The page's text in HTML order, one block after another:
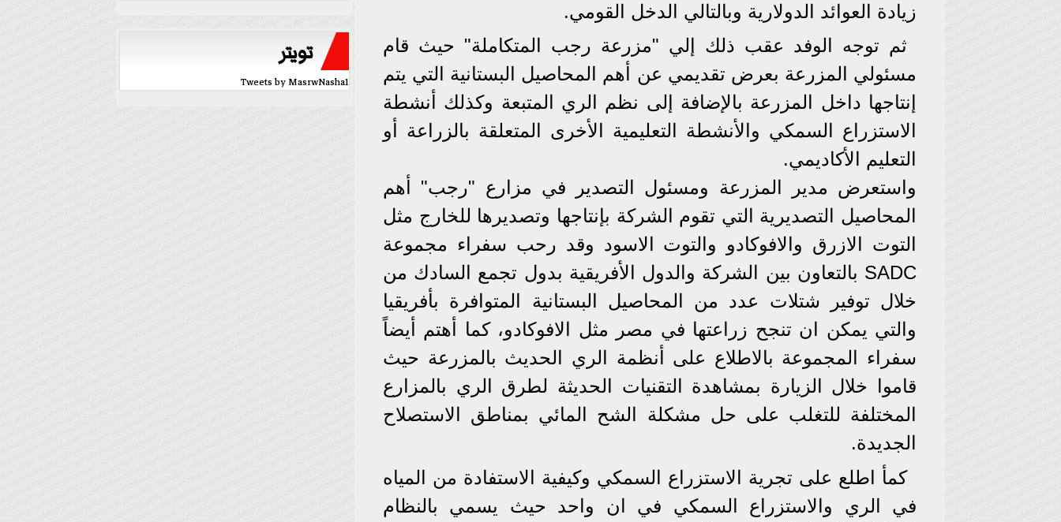
زيادة العوائد الدولارية وبالتالي الدخل القومي.
ثم توجه الوفد عقب ذلك إلي "مزرعة رجب المتكاملة" حيث قام
مسئولي المزرعة بعرض تقديمي عن أهم المحاصيل البستانية التي يتم
إنتاجها داخل المزرعة بالإضافة إلى نظم الري المتبعة وكذلك أنشطة
الاستزراع السمكي والأنشطة التعليمية الأخرى المتعلقة بالزراعة أو
التعليم الأكاديمي.
واستعرض مدير المزرعة ومسئول التصدير في مزارع "رجب" أهم
المحاصيل التصديرية التي تقوم الشركة بإنتاجها وتصديرها للخارج مثل
التوت الازرق والافوكادو والتوت الاسود وقد رحب سفراء مجموعة
SADC بالتعاون بين الشركة والدول الأفريقية بدول تجمع السادك من
خلال توفير شتلات عدد من المحاصيل البستانية المتوافرة بأفريقيا
والتي يمكن ان تنجح زراعتها في مصر مثل الافوكادو، كما أهتم أيضاً
سفراء المجموعة بالاطلاع على أنظمة الري الحديث بالمزرعة حيث
قاموا خلال الزيارة بمشاهدة التقنيات الحديثة لطرق الري بالمزارع
المختلفة للتغلب على حل مشكلة الشح المائي بمناطق الاستصلاح
الجديدة.
كمأ اطلع على تجرية الاستزراع السمكي وكيفية الاستفادة من المياه
في الري والاستزراع السمكي في ان واحد حيث يسمي بالنظام
تويتر
Tweets by MasrwNasha1